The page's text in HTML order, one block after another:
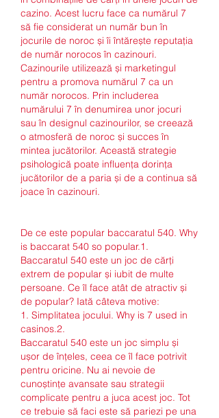
cazino. Acest lucru face ca numărul 7
să fie considerat un număr bun în
jocurile de noroc și îi întărește reputația
de număr norocos în cazinouri.
Cazinourile utilizează și marketingul
pentru a promova numărul 7 ca un
număr norocos. Prin includerea
numărului 7 în denumirea unor jocuri
sau în designul cazinourilor, se creează
o atmosferă de noroc și succes în
mintea jucătorilor. Această strategie
psihologică poate influența dorința
jucătorilor de a paria și de a continua să
joace în cazinouri.
De ce este popular baccaratul 540. Why
is baccarat 540 so popular.1.
Baccaratul 540 este un joc de cărți
extrem de popular și iubit de multe
persoane. Ce îl face atât de atractiv și
de popular? Iată câteva motive:
1. Simplitatea jocului. Why is 7 used in
casinos.2.
Baccaratul 540 este un joc simplu și
ușor de înțeles, ceea ce îl face potrivit
pentru oricine. Nu ai nevoie de
cunoștințe avansate sau strategii
complicate pentru a juca acest joc. Tot
ce trebuie să faci este să pariezi pe una